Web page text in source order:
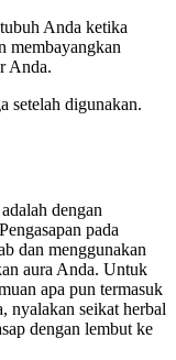
Anda ketika
membayangkan
Anda.
setelah digunakan.
dengan
pada
dan menggunakan
aura Anda. Untuk
apa pun termasuk
nyalakan seikat herbal
dengan lembut ke